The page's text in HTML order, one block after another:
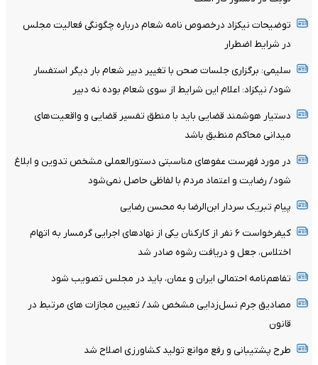
توضیحات نیکزاد درخصوص نامه شعام درباره چگونگی فعالیت مجلس
در شرایط اضطرار
سلیمی: برگزاری جلسات صحن با تغییر دبیر شعام بار دیگر استفسار
شود/ نیکزاد: اعلام این شرایط از سوی شعام بوده نه دبیر
دستیار هوشمند قضایی باید با منطق تفسیر قضایی و واقعیت‌های
میدانی محاکم منطبق باشد
در مورد فهرست عفو‌های مناسبتی دستورالعملی مشخص تدوین و ابلاغ
شود/ رضایت و اعتماد مردم با لفاظی حاصل نمی‌شود
پیام تبریک سردار ابن‌الرضا به محسن رضایی
کیفرخواست ۶ نفر از کارکنان یکی از نهاد‌های اجرایی گرمسار به اتهام
اختلاس، جعل و دریافت رشوه صادر شد
تفاهم‌نامه احتمالی ایران و عمان، باید در مجلس تصویب شود
مصادیق جرم نسل‌زدایی مشخص شد/ تعیین مجازات های مرتبط در
قانون
طرح پشتیبانی و رفع موانع تولید کشاورزی اصلاح شد